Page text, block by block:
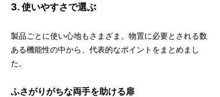
3. 使いやすさで選ぶ
製品ごとに使い心地もさまざま。物置に必要とされる数
ある機能性の中から、代表的なポイントをまとめまし
た。
ふさがりがちな両手を助ける扉